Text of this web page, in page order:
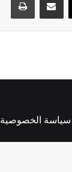
سياسة الخصوصية